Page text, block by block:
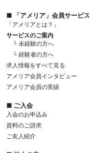
■ 「アメリア」会員サービス
「アメリアとは？」
サービスのご案内
└ 未経験の方へ
└ 経験者の方へ
求人情報をすべて見る
アメリア会員インタビュー
アメリア会員の実績
■ ご入会
入会のお申込み
資料のご請求
ご友人紹介